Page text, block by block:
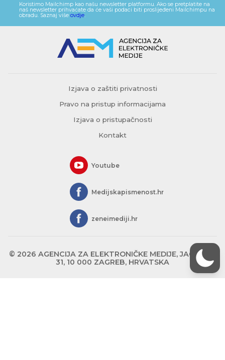
Koristimo Mailchimp kao našu newsletter platformu. Ako se pretplatite na
naš newsletter prihvaćate da će vaši podaci biti proslijeđeni Mailchimpu na
obradu. Saznaj više ovdje
Izjava o zaštiti privatnosti
Pravo na pristup informacijama
Izjava o pristupačnosti
Kontakt
Youtube
Medijskapismenost.hr
zeneimediji.hr
© 2026 AGENCIJA ZA ELEKTRONIČKE MEDIJE, JAGIĆEVA
31, 10 000 ZAGREB, HRVATSKA